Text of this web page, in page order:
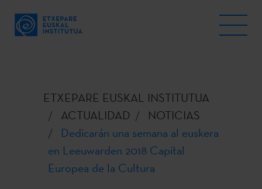
ETXEPARE EUSKAL INSTITUTUA
ACTUALIDAD
NOTICIAS
Dedicarán una semana al euskera
en Leeuwarden 2018 Capital
Europea de la Cultura